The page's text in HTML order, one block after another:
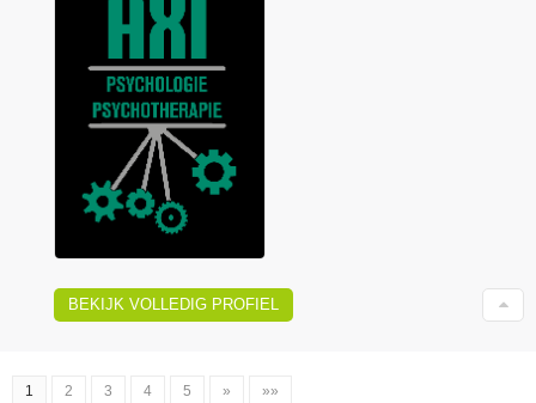
BEKIJK VOLLEDIG PROFIEL
1 2 3 4 5 » »»